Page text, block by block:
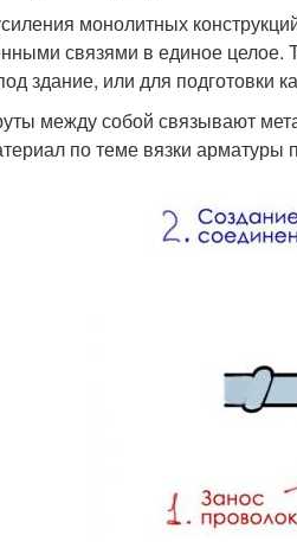
монолитных
связями в единое целое.
здание, или для подготовки
между собой связывают
по теме вязки арматуры